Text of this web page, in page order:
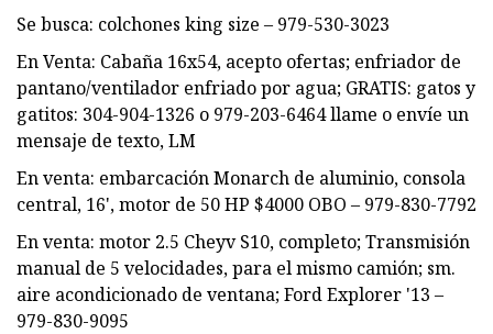
Se busca: colchones king size – 979-530-3023
En Venta: Cabaña 16x54, acepto ofertas; enfriador de
pantano/ventilador enfriado por agua; GRATIS: gatos y
gatitos: 304-904-1326 o 979-203-6464 llame o envíe un
mensaje de texto, LM
En venta: embarcación Monarch de aluminio, consola
central, 16', motor de 50 HP $4000 OBO – 979-830-7792
En venta: motor 2.5 Cheyv S10, completo; Transmisión
manual de 5 velocidades, para el mismo camión; sm.
aire acondicionado de ventana; Ford Explorer '13 –
979-830-9095